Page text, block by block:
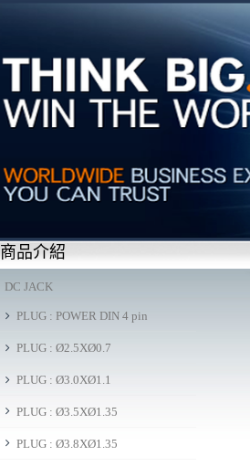
商品介紹
DC JACK
PLUG : POWER DIN 4 pin
PLUG : Ø2.5XØ0.7
PLUG : Ø3.0XØ1.1
PLUG : Ø3.5XØ1.35
PLUG : Ø3.8XØ1.35